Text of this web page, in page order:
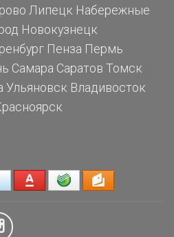
Липецк Набережные
Новокузнецк
Пенза Пермь
Самара Саратов Томск
Ульяновск Владивосток